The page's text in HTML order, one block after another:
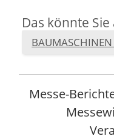
Das könnte
BAUMASCHINEN
Messe-